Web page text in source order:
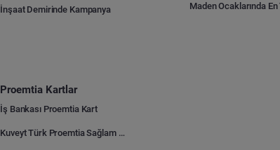
İnşaat Demirinde Kampanya
Proemtia Kartlar
İş Bankası Proemtia Kart
Kuveyt Türk Proemtia Sağlam Bayi Kart